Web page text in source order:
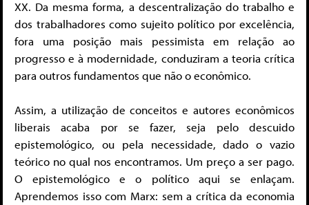
XX. Da mesma forma, a descentralização do trabalho e
dos trabalhadores como sujeito político por excelência,
fora uma posição mais pessimista em relação ao
progresso e à modernidade, conduziram a teoria crítica
para outros fundamentos que não o econômico.
Assim, a utilização de conceitos e autores econômicos
liberais acaba por se fazer, seja pelo descuido
epistemológico, ou pela necessidade, dado o vazio
teórico no qual nos encontramos. Um preço a ser pago.
O epistemológico e o político aqui se enlaçam.
Aprendemos isso com Marx: sem a crítica da economia